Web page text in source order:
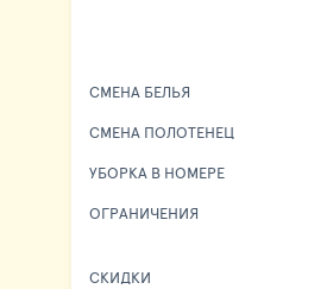
СМЕНА БЕЛЬЯ
СМЕНА ПОЛОТЕНЕЦ
УБОРКА В НОМЕРЕ
ОГРАНИЧЕНИЯ
СКИДКИ